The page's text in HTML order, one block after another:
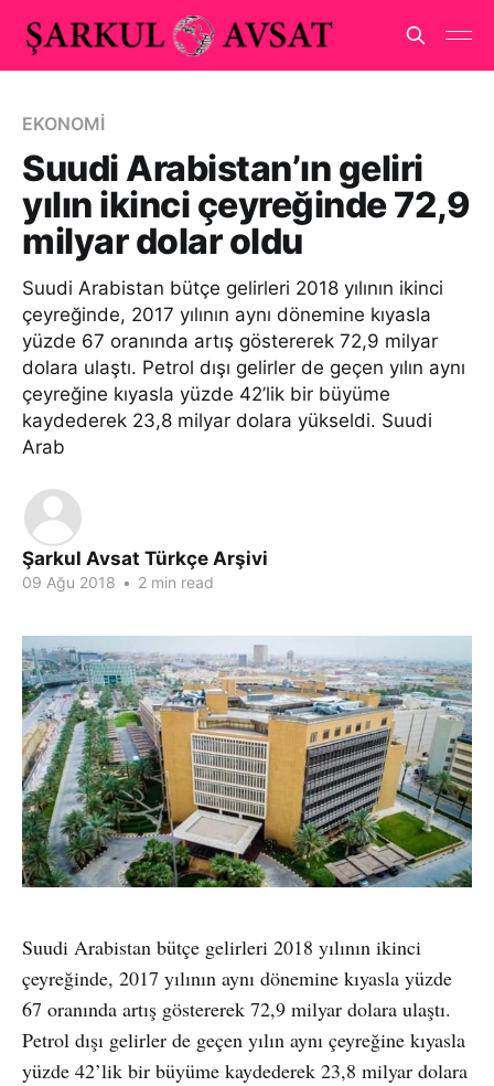
EKONOMİ
Suudi Arabistan’ın geliri
yılın ikinci çeyreğinde 72,9
milyar dolar oldu
Suudi Arabistan bütçe gelirleri 2018 yılının ikinci
çeyreğinde, 2017 yılının aynı dönemine kıyasla
yüzde 67 oranında artış göstererek 72,9 milyar
dolara ulaştı. Petrol dışı gelirler de geçen yılın aynı
çeyreğine kıyasla yüzde 42’lik bir büyüme
kaydederek 23,8 milyar dolara yükseldi. Suudi
Arab
Şarkul Avsat Türkçe Arşivi
09 Ağu 2018 • 2 min read
Suudi Arabistan bütçe gelirleri 2018 yılının ikinci
çeyreğinde, 2017 yılının aynı dönemine kıyasla yüzde
67 oranında artış göstererek 72,9 milyar dolara ulaştı.
Petrol dışı gelirler de geçen yılın aynı çeyreğine kıyasla
yüzde 42’lik bir büyüme kaydederek 23,8 milyar dolara